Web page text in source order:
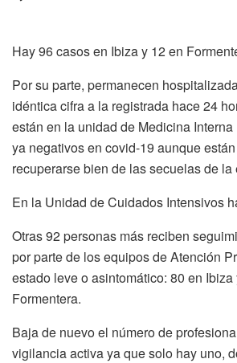
Hay 96 casos en Ibiza y 12 en
Por su parte, permanecen
idéntica cifra a la registrada hace 24
están en la unidad de Medicina
ya negativos en covid-19 aunque
recuperarse bien de las secuelas de la
En la Unidad de Cuidados Intensivos
Otras 92 personas más reciben
por parte de los equipos de Atención
estado leve o asintomático: 80 en Ibiza
Formentera.
Baja de nuevo el número de
vigilancia activa ya que solo hay uno,